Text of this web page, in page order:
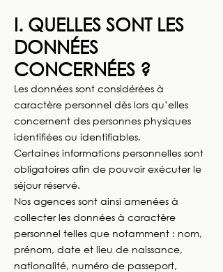
I. QUELLES SONT LES
DONNÉES
CONCERNÉES ?
Les données sont considérées à
caractère personnel dès lors qu’elles
concernent des personnes physiques
identifiées ou identifiables.
Certaines informations personnelles sont
obligatoires afin de pouvoir exécuter le
séjour réservé.
Nos agences sont ainsi amenées à
collecter les données à caractère
personnel telles que notamment : nom,
prénom, date et lieu de naissance,
nationalité, numéro de passeport,